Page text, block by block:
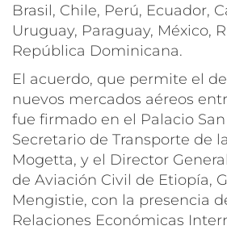
Brasil, Chile, Perú, Ecuador,
Uruguay, Paraguay, México,
República Dominicana.
El acuerdo, que permite el
nuevos mercados aéreos
fue firmado en el Palacio
Secretario de Transporte de
Mogetta, y el Director
de Aviación Civil de Etiopía,
Mengistie, con la presencia
Relaciones Económicas